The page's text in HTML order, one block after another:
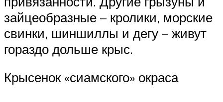
зайцеобразные – кролики, морские
свинки, шиншиллы и дегу – живут
гораздо дольше крыс.
Крысенок «сиамского» окраса